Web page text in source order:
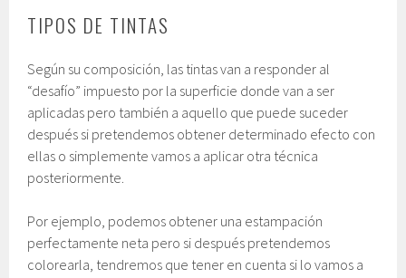
TIPOS DE TINTAS
Según su composición, las tintas van a responder al
“desafío” impuesto por la superficie donde van a ser
aplicadas pero también a aquello que puede suceder
después si pretendemos obtener determinado efecto con
ellas o simplemente vamos a aplicar otra técnica
posteriormente.
Por ejemplo, podemos obtener una estampación
perfectamente neta pero si después pretendemos
colorearla, tendremos que tener en cuenta si lo vamos a